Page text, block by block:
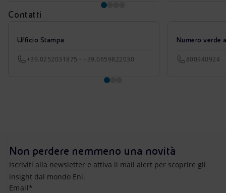
Contatti
Ufficio Stampa
+39.0252031875 - +39.0659822030
Numero verde
800940924
Non perdere nemmeno una novità
Iscriviti alla newsletter e attiva il mail alert per scoprire gli
insight dal mondo Eni.
Email*